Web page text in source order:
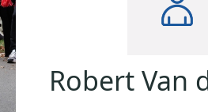
Robert Van